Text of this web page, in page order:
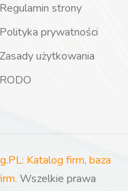
Regulamin strony
Polityka prywatności
Zasady użytkowania
RODO
Katalog firm, baza
Wszelkie prawa